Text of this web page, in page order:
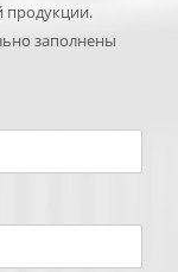
продукции.
заполнены